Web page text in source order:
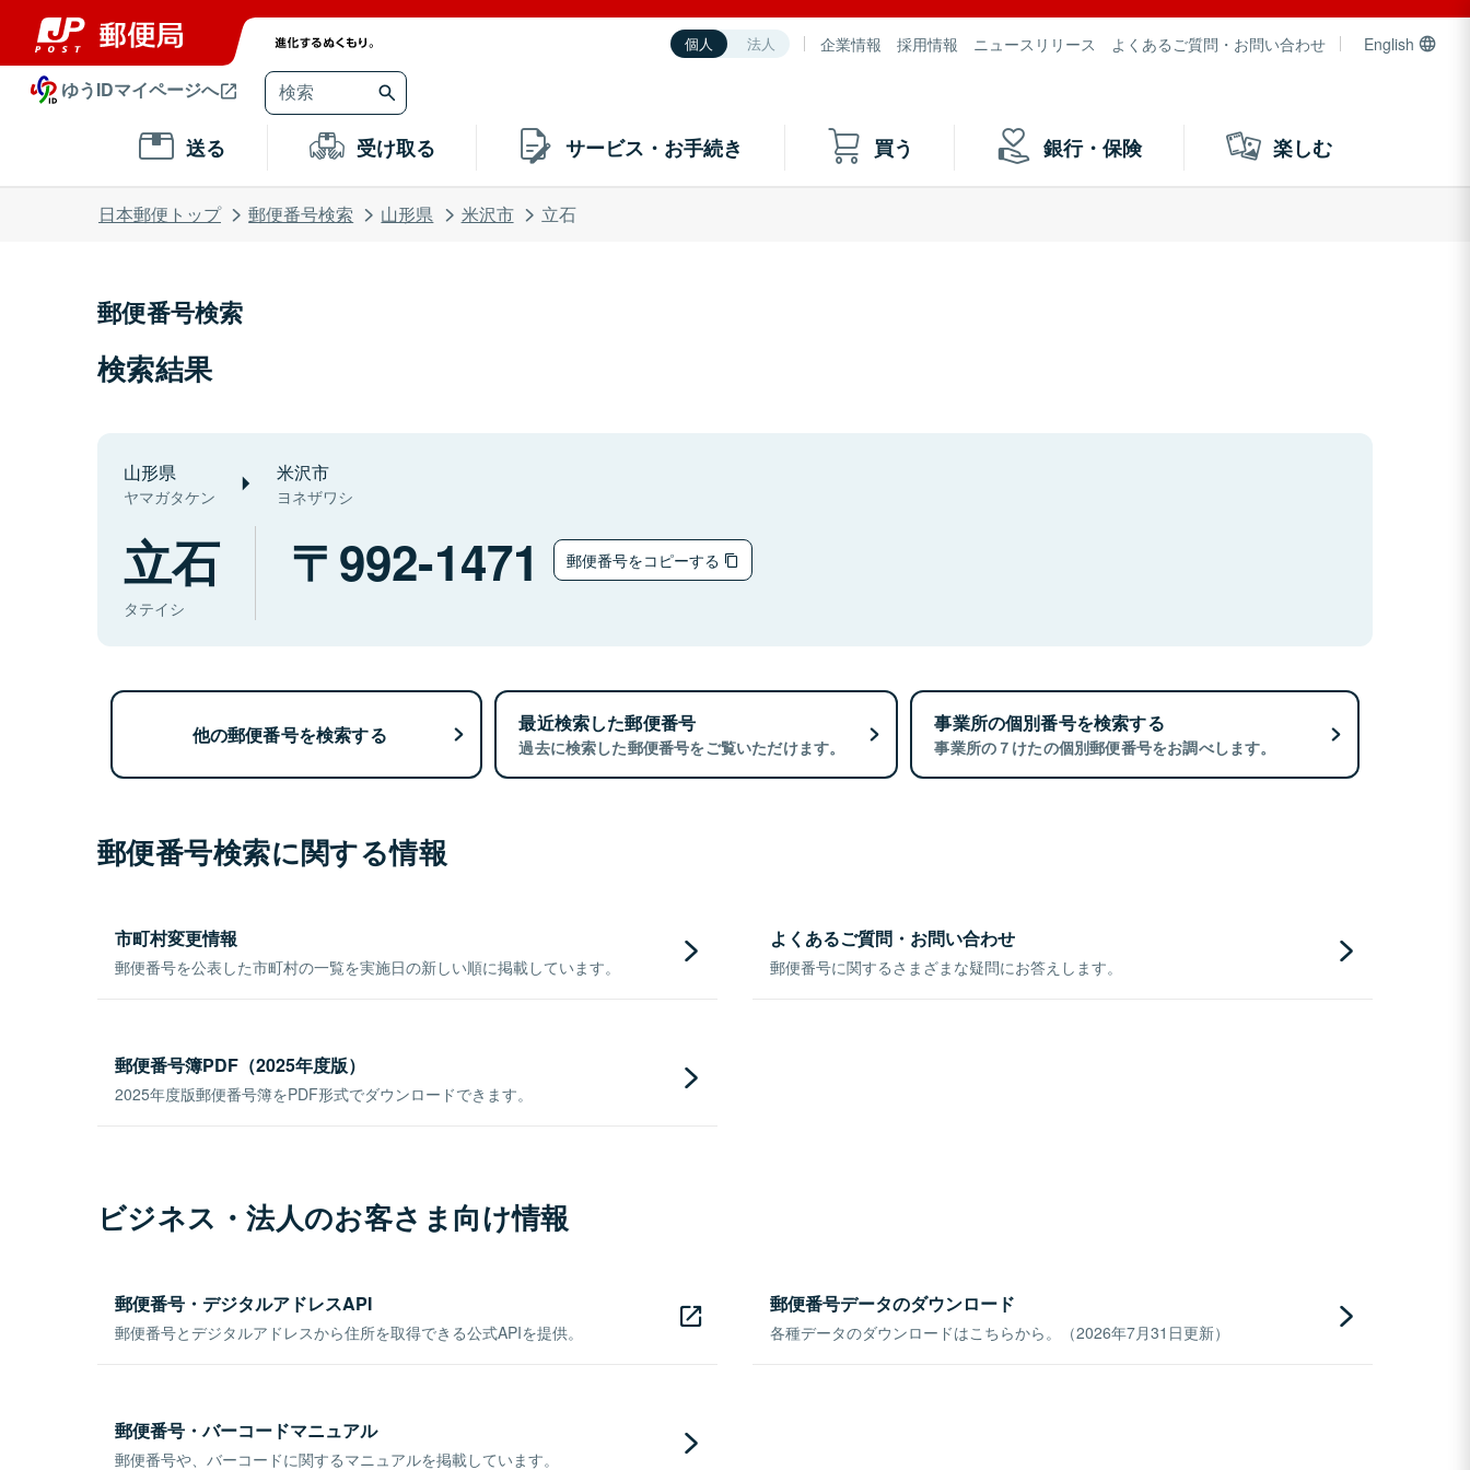
個人 法人 企業情報 採用情報 ニュースリリース よくあるご質問・お問い合わせ English
ゆうIDマイページへ
送る 受け取る サービス・お手続き 買う 銀行・保険 楽しむ
日本郵便トップ 郵便番号検索 山形県 米沢市 立石
郵便番号検索
検索結果
山形県
ヤマガタケン
米沢市
ヨネザワシ
立石
タテイシ
992-1471 郵便番号をコピーする
他の郵便番号を検索する 最近検索した郵便番号
過去に検索した郵便番号をご覧いただけます。
事業所の個別番号を検索する
事業所の７けたの個別郵便番号をお調べします。
郵便番号検索に関する情報
市町村変更情報
郵便番号を公表した市町村の一覧を実施日の新しい順に掲載しています。
よくあるご質問・お問い合わせ
郵便番号に関するさまざまな疑問にお答えします。
郵便番号簿PDF（2025年度版）
2025年度版郵便番号簿をPDF形式でダウンロードできます。
ビジネス・法人のお客さま向け情報
郵便番号・デジタルアドレスAPI
郵便番号とデジタルアドレスから住所を取得できる公式APIを提供。
郵便番号データのダウンロード
各種データのダウンロードはこちらから。（2026年7月31日更新）
郵便番号・バーコードマニュアル
郵便番号や、バーコードに関するマニュアルを掲載しています。